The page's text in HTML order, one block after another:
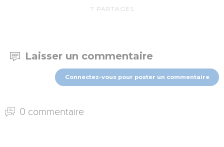
7 PARTAGES
Laisser un commentaire
Connectez-vous pour poster un commentaire
0 commentaire